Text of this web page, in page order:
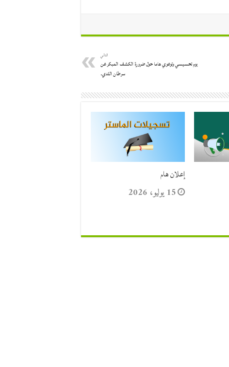
التالي
يوم تحسيسي وتوعوي هاما حول ضرورة الكشف المبكر عن
سرطان الثدي.
إعلان هام
15 يوليو، 2026